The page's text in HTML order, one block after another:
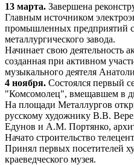
13 марта. Завершена
Главным источником
промышленных предприятий
металлургического завода.
Начинает свою деятельность
созданная при активном
музыкального деятеля
4 ноября. Состоялся первый
"Комсомолец", вмещавшем в
На площади Металлургов
русскому художнику В.В.
Едунов и А.М. Портянко,
Начато строительство
Принял первых посетителей
краеведческого музея.